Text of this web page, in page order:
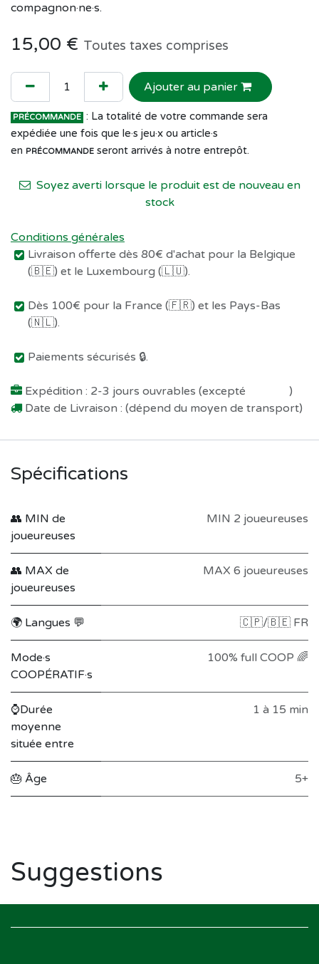
compagnon·ne·s.
15,00 € Toutes taxes comprises
Ajouter au panier
PRÉCOMMANDE : La totalité de votre commande sera
expédiée une fois que le·s jeu·x ou article·s
en PRÉCOMMANDE seront arrivés à notre entrepôt.
Soyez averti lorsque le produit est de nouveau en
stock
Conditions générales
Livraison offerte dès 80€ d'achat pour la Belgique
(🇧🇪) et le Luxembourg (🇱🇺).
Dès 100€ pour la France (🇫🇷) et les Pays-Bas
(🇳🇱).
Paiements sécurisés 🔒.
Expédition : 2-3 jours ouvrables (excepté
)
Date de Livraison : (dépend du moyen de transport)
Spécifications
👥 MIN de
joueureuses
MIN 2 joueureuses
👥 MAX de
joueureuses
MAX 6 joueureuses
🌍 Langues 💬 🇨🇵/🇧🇪 FR
Mode·s
COOPÉRATIF·s
100% full COOP 🌈
⌚Durée
moyenne
située entre
1 à 15 min
🎂 Âge 5+
Suggestions